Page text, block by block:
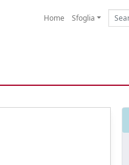
Home Sfoglia